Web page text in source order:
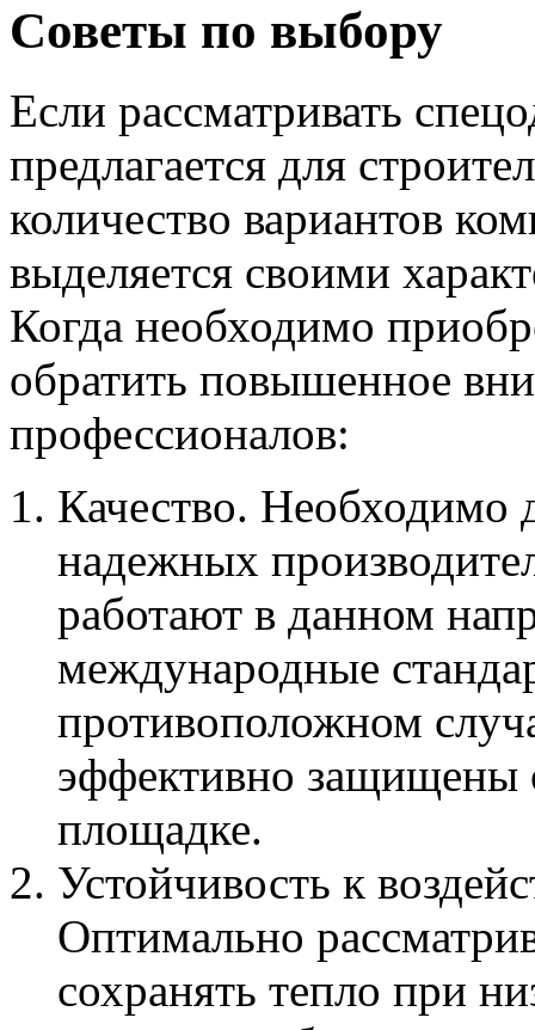
Советы по выбору
Если рассматривать
предлагается для
количество вариантов
выделяется своими
Когда необходимо
обратить повышенное
профессионалов:
Качество. Необходимо
надежных
работают в данном
международные
противоположном
эффективно защищены
площадке.
Устойчивость к
Оптимально
сохранять тепло при